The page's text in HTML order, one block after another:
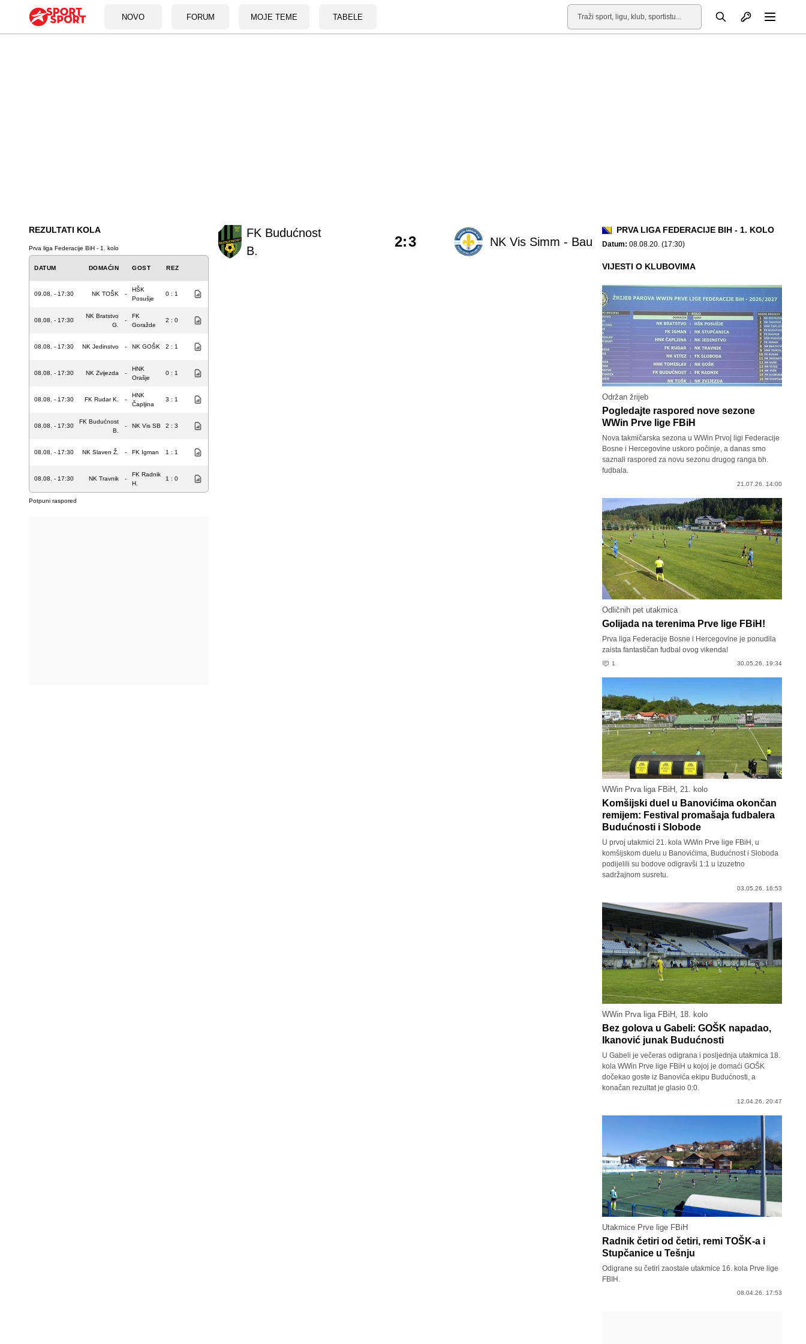
NOVO FORUM MOJE TEME TABELE
Pretraga Otvori profil
REZULTATI KOLA
Prva liga Federacije BiH - 1. kolo
DATUM DOMAĆIN GOST REZ
09.08. - 17:30 NK TOŠK -
HŠK
Posušje
0 : 1
08.08. - 17:30
NK Bratstvo
G.
-
FK
Goražde
2 : 0
08.08. - 17:30 NK Jedinstvo - NK GOŠK 2 : 1
08.08. - 17:30 NK Zvijezda -
HNK
Orašje
0 : 1
08.08. - 17:30 FK Rudar K. -
HNK
Čapljina
3 : 1
08.08. - 17:30
FK Budućnost
B.
- NK Vis SB 2 : 3
08.08. - 17:30 NK Slaven Ž. - FK Igman 1 : 1
08.08. - 17:30 NK Travnik -
FK Radnik
H.
1 : 0
Potpuni raspored
FK Budućnost
B.
NK Vis Simm - Bau
2:3
PRVA LIGA FEDERACIJE BIH - 1. KOLO
Datum: 08.08.20. (17:30)
VIJESTI O KLUBOVIMA
Održan žrijeb
Pogledajte raspored nove sezone
WWin Prve lige FBiH
Nova takmičarska sezona u WWin Prvoj ligi Federacije
Bosne i Hercegovine uskoro počinje, a danas smo
saznali raspored za novu sezonu drugog ranga bh.
fudbala.
21.07.26. 14:00
Odličnih pet utakmica
Golijada na terenima Prve lige FBiH!
Prva liga Federacije Bosne i Hercegovine je ponudila
zaista fantastičan fudbal ovog vikenda!
1 30.05.26. 19:34
WWin Prva liga FBiH, 21. kolo
Komšijski duel u Banovićima okončan
remijem: Festival promašaja fudbalera
Budućnosti i Slobode
U prvoj utakmici 21. kola WWin Prve lige FBiH, u
komšijskom duelu u Banovićima, Budućnost i Sloboda
podijelili su bodove odigravši 1:1 u izuzetno
sadržajnom susretu.
03.05.26. 16:53
WWin Prva liga FBiH, 18. kolo
Bez golova u Gabeli: GOŠK napadao,
Ikanović junak Budućnosti
U Gabeli je večeras odigrana i posljednja utakmica 18.
kola WWin Prve lige FBiH u kojoj je domaći GOŠK
dočekao goste iz Banovića ekipu Budućnosti, a
konačan rezultat je glasio 0:0.
12.04.26. 20:47
Utakmice Prve lige FBiH
Radnik četiri od četiri, remi TOŠK-a i
Stupčanice u Tešnju
Odigrane su četiri zaostale utakmice 16. kola Prve lige
FBIH.
08.04.26. 17:53